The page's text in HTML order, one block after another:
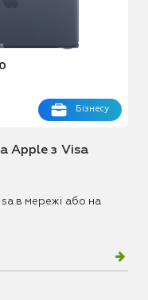
Бізнесу
Apple з Visa
в мережі або на